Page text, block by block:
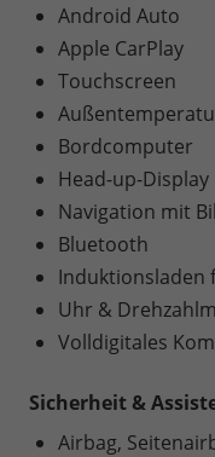
Android Auto
Apple CarPlay
Touchscreen
Bordcomputer
Head-up-Display
Navigation mit
Bluetooth
Induktionsladen
Uhr &
Volldigitales
Sicherheit &
Airbag,